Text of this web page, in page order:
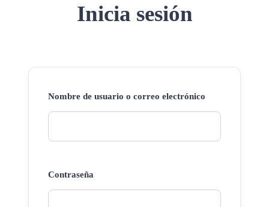
Inicia sesión
Nombre de usuario o correo electrónico
Contraseña